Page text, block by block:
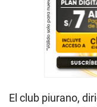
El club piurano,